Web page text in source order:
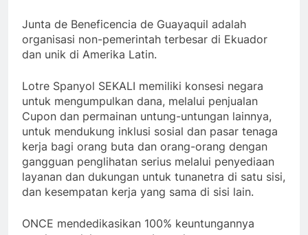
Junta de Beneficencia de Guayaquil adalah
organisasi non-pemerintah terbesar di Ekuador
dan unik di Amerika Latin.
Lotre Spanyol SEKALI memiliki konsesi negara
untuk mengumpulkan dana, melalui penjualan
Cupon dan permainan untung-untungan lainnya,
untuk mendukung inklusi sosial dan pasar tenaga
kerja bagi orang buta dan orang-orang dengan
gangguan penglihatan serius melalui penyediaan
layanan dan dukungan untuk tunanetra di satu sisi,
dan kesempatan kerja yang sama di sisi lain.
ONCE mendedikasikan 100% keuntungannya